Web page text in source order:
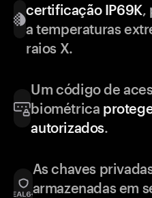
certificação IP69K,
a temperaturas
raios X.
Um código de
biométrica
autorizados.
As chaves
armazenadas em